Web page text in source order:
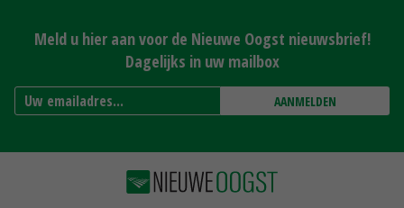
Meld u hier aan voor de Nieuwe Oogst nieuwsbrief!
Dagelijks in uw mailbox
AANMELDEN